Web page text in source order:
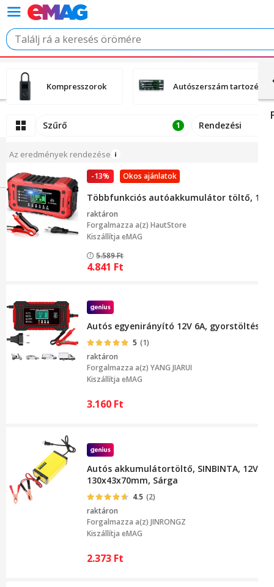
Kompresszorok Autószerszám tartozékok
Szűrő 1 Rendezési
Az eredmények rendezése
Okos ajánlatok
-13%
Többfunkciós autóakkumulátor töltő, 12V/
raktáron
Forgalmazza a(z) HautStore
Kiszállítja eMAG
5.589Ft
4.841 Ft
Autós egyenirányító 12V 6A, gyorstöltés,
5 (1)
raktáron
Forgalmazza a(z) YANG JIARUI
Kiszállítja eMAG
3.160 Ft
Autós akkumulátortöltő, SINBINTA, 12V,
130x43x70mm, Sárga
4.5 (2)
raktáron
Forgalmazza a(z) JINRONGZ
Kiszállítja eMAG
2.373 Ft